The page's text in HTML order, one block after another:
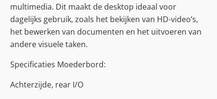
multimedia. Dit maakt de desktop ideaal voor
dagelijks gebruik, zoals het bekijken van HD-video’s,
het bewerken van documenten en het uitvoeren van
andere visuele taken.
Specificaties Moederbord:
Achterzijde, rear I/O